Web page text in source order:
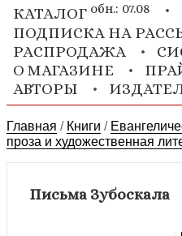
КАТАЛОГ обн.: 07.08
ПОДПИСКА НА
РАСПРОДАЖА
О МАГАЗИНЕ
АВТОРЫ
Главная / Книги /
проза и художественная
Письма Зубоскала